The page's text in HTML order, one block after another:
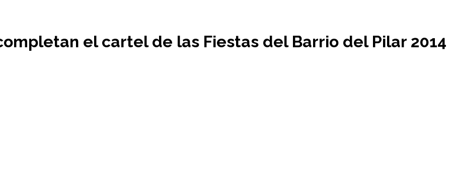
el cartel de las Fiestas del Barrio del Pilar 2014